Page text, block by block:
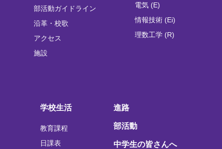
部活動ガイドライン
沿革・校歌
アクセス
施設
電気 (E)
情報技術 (Ei)
理数工学 (R)
学校生活
教育課程
日課表
進路
部活動
中学生の皆さんへ